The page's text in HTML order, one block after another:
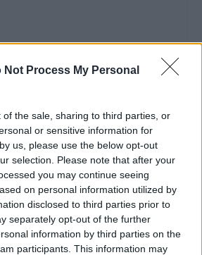
Not Process My Personal
of the sale, sharing to third parties, or
or sensitive information for
us, please use the below opt-out
selection. Please note that after your
you may continue seeing
on personal information utilized by
disclosed to third parties prior to
separately opt-out of the further
information by third parties on the
participants. This information may
Si
alla